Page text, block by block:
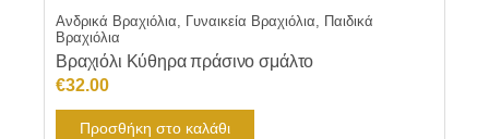
Ανδρικά Βραχιόλια, Γυναικεία Βραχιόλια, Παιδικά
Βραχιόλια
Βραχιόλι Κύθηρα πράσινο σμάλτο
€32.00
Προσθήκη στο καλάθι